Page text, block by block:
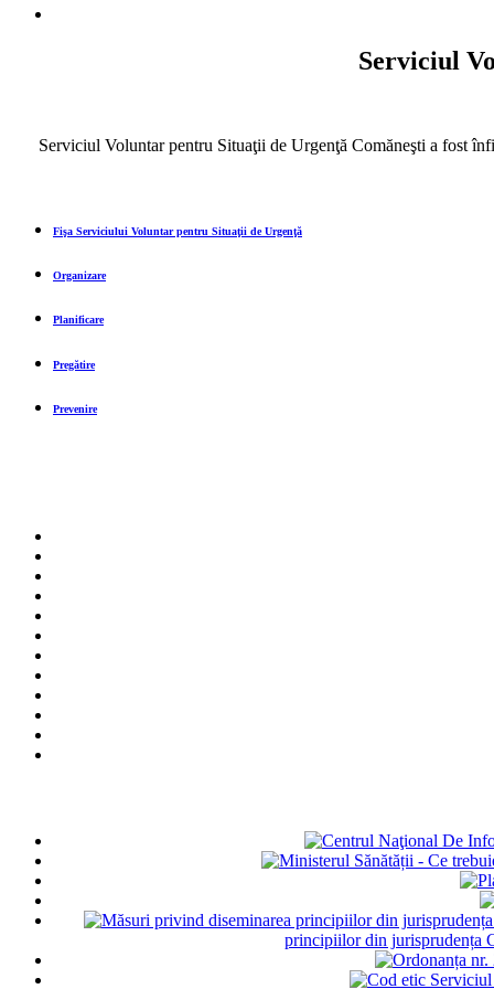
Serviciul
Serviciul Voluntar pentru Situaţii de Urgenţă Comăneşti a fost
Fişa Serviciului Voluntar pentru Situaţii de Urgenţă
Organizare
Planificare
Pregătire
Prevenire
principiilor din jurisprudența